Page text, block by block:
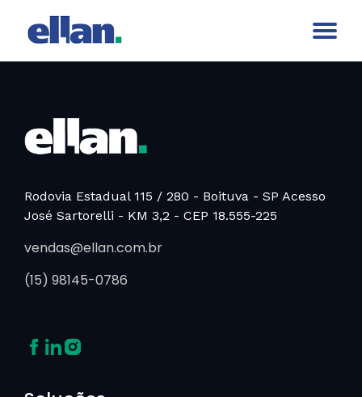
Rodovia Estadual 115 / 280 - Boituva - SP Acesso
José Sartorelli - KM 3,2 - CEP 18.555-225
vendas@ellan.com.br
(15) 98145-0786